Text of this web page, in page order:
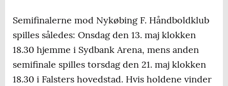
Semifinalerne mod Nykøbing F. Håndboldklub
spilles således: Onsdag den 13. maj klokken
18.30 hjemme i Sydbank Arena, mens anden
semifinale spilles torsdag den 21. maj klokken
18.30 i Falsters hovedstad. Hvis holdene vinder